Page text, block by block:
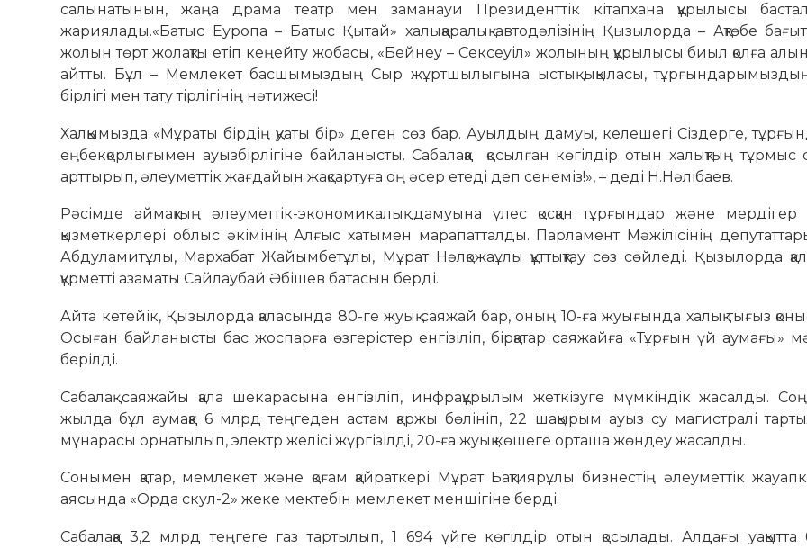
салынатынын, жаңа драма театр мен заманауи Президенттік кітапхана құрылысы
жариялады.«Батыс Еуропа – Батыс Қытай» халықаралық автодәлізінің Қызылорда – Ақтөбе
жолын төрт жолақты етіп кеңейту жобасы, «Бейнеу – Сексеуіл» жолының құрылысы биыл қолға
айтты. Бұл – Мемлекет басшымыздың Сыр жұртшылығына ыстық ықыласы,
бірлігі мен тату тірлігінің нәтижесі!
Халқымызда «Мұраты бірдің қуаты бір» деген сөз бар. Ауылдың дамуы, келешегі Сіздерге,
еңбекқорлығымен ауызбірлігіне байланысты. Сабалаққа қосылған көгілдір отын халықтың тұрмыс
арттырып, әлеуметтік жағдайын жақсартуға оң әсер етеді деп сенеміз!», – деді Н.Нәлібаев.
Рәсімде аймақтың әлеуметтік-экономикалық дамуына үлес қосқан тұрғындар және
қызметкерлері облыс әкімінің Алғыс хатымен марапатталды. Парламент Мәжілісінің
Абдуламитұлы, Мархабат Жайымбетұлы, Мұрат Нәлқожаұлы құттықтау сөз сөйледі. Қызылорда
құрметті азаматы Сайлаубай Әбішев батасын берді.
Айта кетейік, Қызылорда қаласында 80-ге жуық саяжай бар, оның 10-ға жуығында халық тығыз
Осыған байланысты бас жоспарға өзгерістер енгізіліп, бірқатар саяжайға «Тұрғын үй аумағы»
берілді.
Сабалақ саяжайы қала шекарасына енгізіліп, инфрақұрылым жеткізуге мүмкіндік жасалды.
жылда бұл аумаққа 6 млрд теңгеден астам қаржы бөлініп, 22 шақырым ауыз су магистралі
мұнарасы орнатылып, электр желісі жүргізілді, 20-ға жуық көшеге орташа жөндеу жасалды.
Сонымен қатар, мемлекет және қоғам қайраткері Мұрат Бақтиярұлы бизнестің әлеуметтік
аясында «Орда скул-2» жеке мектебін мемлекет меншігіне берді.
Сабалаққа 3,2 млрд теңгеге газ тартылып, 1 694 үйге көгілдір отын қосылады. Алдағы уақытта